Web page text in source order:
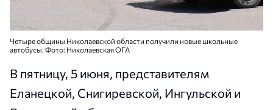
Четыре общины Николаевской области получили новые школьные
автобусы. Фото: Николаевская ОГА
В пятницу, 5 июня, представителям
Еланецкой, Снигиревской, Ингульской и